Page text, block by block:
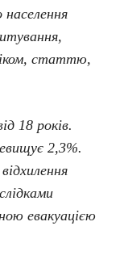
статтю,
18 років.
2,3%.
евакуацією